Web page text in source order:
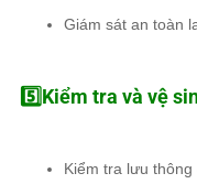
Giám sát an toàn
5️⃣Kiểm tra và vệ
Kiểm tra lưu